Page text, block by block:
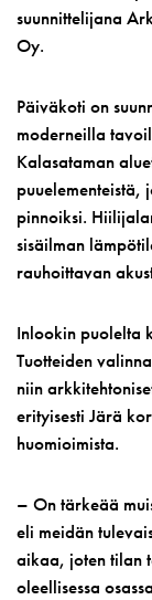
suunnittelijana
Oy.
Päiväkoti on
moderneilla
Kalasataman
puuelementeistä,
pinnoiksi.
sisäilman
rauhoittavan
Inlookin puolelta
Tuotteiden
niin
erityisesti Järä
huomioimista.
– On tärkeää
eli meidän
aikaa, joten tilan
oleellisessa